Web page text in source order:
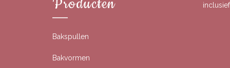
Producten
Bakspullen
Bakvormen